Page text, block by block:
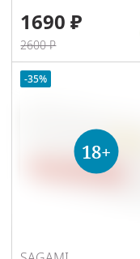
1690 ₽
2600 ₽
-35%